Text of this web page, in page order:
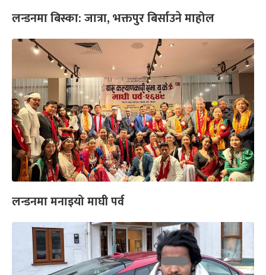
लन्डनमा बिस्का: जात्रा, भक्तपुर बिर्साउने माहोल
लन्डनमा मनाइयो माघी पर्व